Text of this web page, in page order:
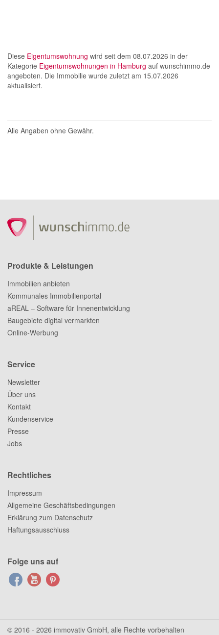
Diese Eigentumswohnung wird seit dem 08.07.2026 in der
Kategorie Eigentumswohnungen in Hamburg auf wunschimmo.de
angeboten. Die Immobilie wurde zuletzt am 15.07.2026
aktualisiert.
Alle Angaben ohne Gewähr.
Produkte & Leistungen
Immobilien anbieten
Kommunales Immobilienportal
aREAL – Software für Innenentwicklung
Baugebiete digital vermarkten
Online-Werbung
Service
Newsletter
Über uns
Kontakt
Kundenservice
Presse
Jobs
Rechtliches
Impressum
Allgemeine Geschäftsbedingungen
Erklärung zum Datenschutz
Haftungsausschluss
Folge uns auf
© 2016 - 2026 immovativ GmbH, alle Rechte vorbehalten